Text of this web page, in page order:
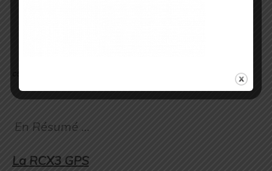
En Résumé …
La RCX3 GPS